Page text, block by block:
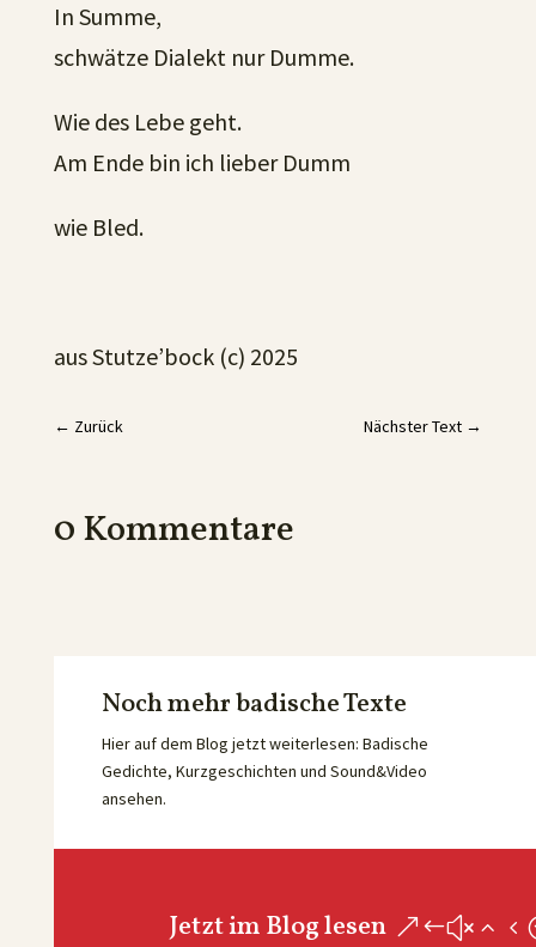
In Summe,
schwätze Dialekt nur Dumme.
Wie des Lebe geht.
Am Ende bin ich lieber Dumm
wie Bled.
aus Stutze’bock (c) 2025
← Zurück Nächster Text →
0 Kommentare
Noch mehr badische Texte
Hier auf dem Blog jetzt weiterlesen: Badische
Gedichte, Kurzgeschichten und Sound&Video
ansehen.
Jetzt im Blog lesen